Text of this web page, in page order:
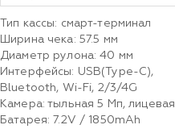
Тип кассы: смарт-терминал
Ширина чека: 57.5 мм
Диаметр рулона: 40 мм
Интерфейсы: USB(Type-C),
Bluetooth, Wi-Fi, 2/3/4G
Камера: тыльная 5 Мп,
Батарея: 7.2V / 1850mAh